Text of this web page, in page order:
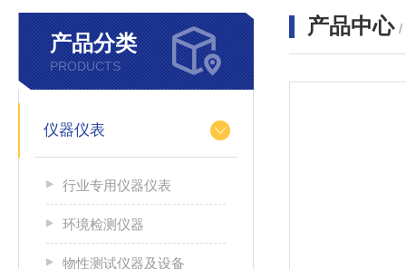
产品分类
PRODUCTS
仪器仪表
行业专用仪器仪表
环境检测仪器
物性测试仪器及设备
产品中心 /